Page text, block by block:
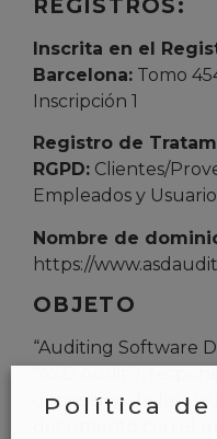
REGISTROS:
Inscrita en el
Barcelona: Tomo
Inscripción 1
Registro de
RGPD: Clientes/
Empleados y
Nombre de
https://
OBJETO
“Auditing Software
disposición de los
Política de